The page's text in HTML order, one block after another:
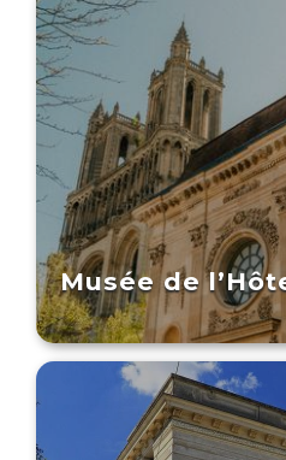
Musée de